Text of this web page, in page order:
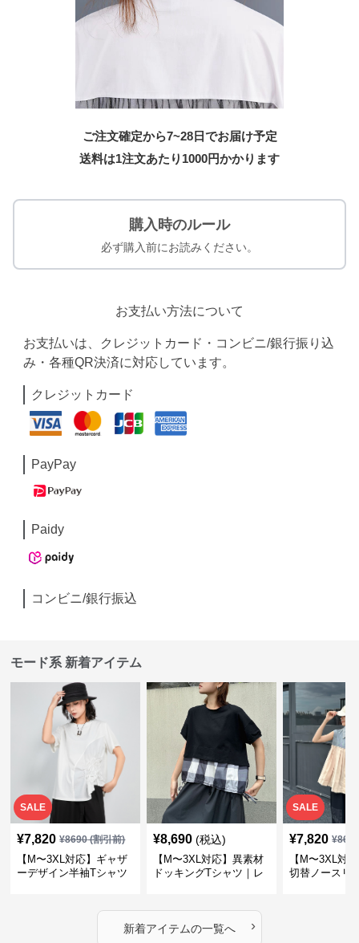
ご注文確定から7~28日でお届け予定
送料は1注文あたり 1000円かかります
購入時のルール
必ず購入前にお読みください。
お支払い方法について
お支払いは、クレジットカード・コンビニ/銀行振り込
み・各種QR決済に対応しています。
クレジットカード
PayPay
Paidy
コンビニ/銀行振込
モード系 新着アイテム
SALE
¥7,820 ¥8690(割引前)
【M〜3XL対応】ギャザ
ーデザイン半袖Tシャツ
¥8,690 (税込)
【M〜3XL対応】異素材
ドッキングTシャツ｜レ
カバー・大人モード
SALE
¥7,820 ¥
【M〜3XL対
切替ノースリ
新着アイテムの一覧へ ›